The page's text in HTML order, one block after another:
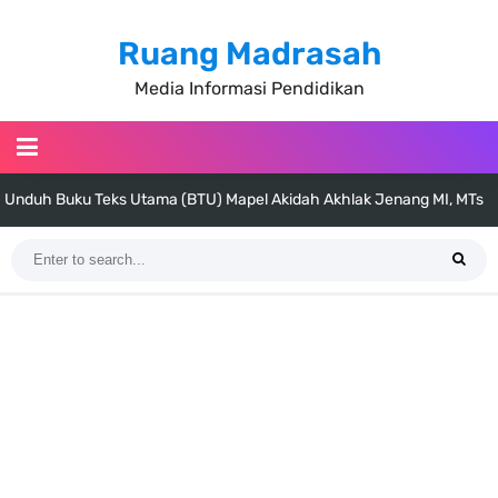
Ruang Madrasah
Media Informasi Pendidikan
Unduh Buku Teks Utama (BTU) Al-Qur'an Hadis Semua Jenjang